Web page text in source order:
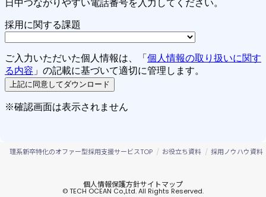
理系新卒特化のオファー型採用支援サービスTOP お役立ち資料 採用ノウハウ資料
個人情報保護方針サイトマップ
© TECH OCEAN Co.,Ltd. All Rights Reserved.